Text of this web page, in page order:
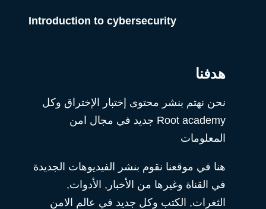
Introduction to cybersecurity
هدفنا
نحن نهتم بنشر محتوى إختبار الإختراق وكل
Root academy جديد في مجال امن
المعلومات
هنا في موقعنا نقوم بنشر الفيديوهات الجديدة
في القناة وغيرها من الأخبار, الأدوات,
الثغرات, الكتب وكل جديد في عالم الامن